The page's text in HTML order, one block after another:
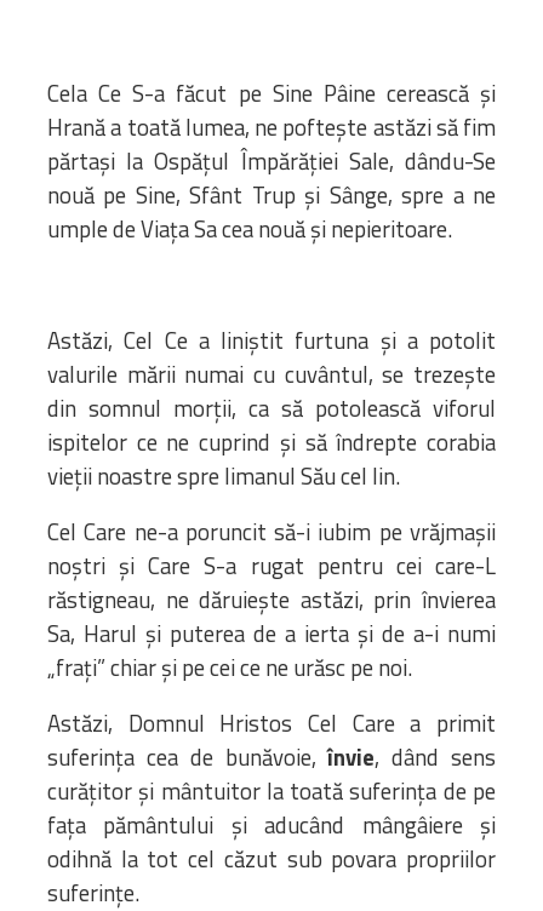
Cela Ce S-a făcut pe Sine Pâine cerească și
Hrană a toată lumea, ne poftește astăzi să fim
părtași la Ospățul Împărăției Sale, dându-Se
nouă pe Sine, Sfânt Trup și Sânge, spre a ne
umple de Viața Sa cea nouă și nepieritoare.
Astăzi, Cel Ce a liniștit furtuna și a potolit
valurile mării numai cu cuvântul, se trezește
din somnul morții, ca să potolească viforul
ispitelor ce ne cuprind și să îndrepte corabia
vieții noastre spre limanul Său cel lin.
Cel Care ne-a poruncit să-i iubim pe vrăjmașii
noștri și Care S-a rugat pentru cei care-L
răstigneau, ne dăruiește astăzi, prin învierea
Sa, Harul și puterea de a ierta și de a-i numi
„frați” chiar și pe cei ce ne urăsc pe noi.
Astăzi, Domnul Hristos Cel Care a primit
suferința cea de bunăvoie,învie, dând sens
curățitor și mântuitor la toată suferința de pe
fața pământului și aducând mângâiere și
odihnă la tot cel căzut sub povara propriilor
suferințe.